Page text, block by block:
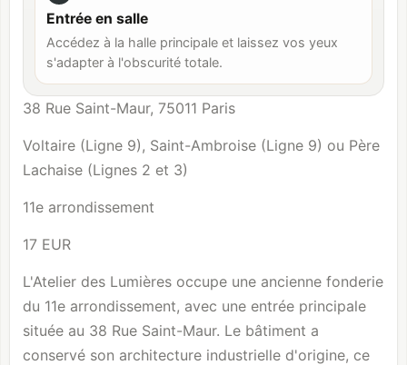
Entrée en salle
Accédez à la halle principale et laissez vos yeux
s'adapter à l'obscurité totale.
38 Rue Saint-Maur, 75011 Paris
Voltaire (Ligne 9), Saint-Ambroise (Ligne 9) ou Père
Lachaise (Lignes 2 et 3)
11e arrondissement
17 EUR
L'Atelier des Lumières occupe une ancienne fonderie
du 11e arrondissement, avec une entrée principale
située au 38 Rue Saint-Maur. Le bâtiment a
conservé son architecture industrielle d'origine, ce